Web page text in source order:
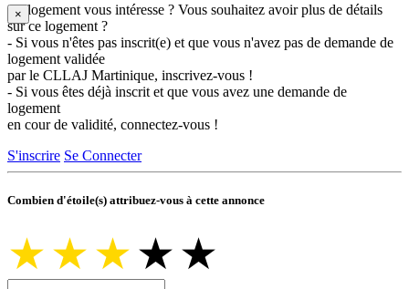
×
Ce logement vous intéresse ? Vous souhaitez avoir plus de détails
sur ce logement ?
- Si vous n'êtes pas inscrit(e) et que vous n'avez pas de demande de
logement validée
par le CLLAJ Martinique, inscrivez-vous !
- Si vous êtes déjà inscrit et que vous avez une demande de
logement
en cour de validité, connectez-vous !
S'inscrire Se Connecter
Combien d'étoile(s) attribuez-vous à cette annonce
★★★★★